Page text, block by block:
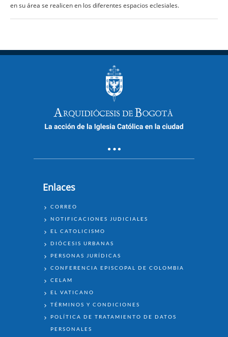
en su área se realicen en los diferentes espacios eclesiales.
Enlaces
ENLACES
CORREO
NOTIFICACIONES JUDICIALES
EL CATOLICISMO
DIÓCESIS URBANAS
PERSONAS JURÍDICAS
CONFERENCIA EPISCOPAL DE COLOMBIA
CELAM
EL VATICANO
TÉRMINOS Y CONDICIONES
POLÍTICA DE TRATAMIENTO DE DATOS
PERSONALES